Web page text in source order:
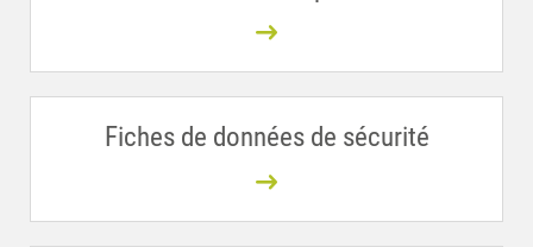
Fiches de données de sécurité